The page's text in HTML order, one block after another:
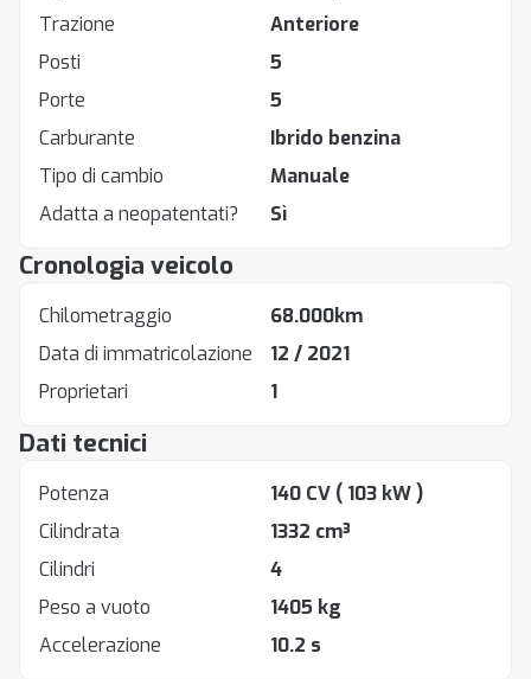
Trazione
Anteriore
Posti
5
Porte
5
Carburante
Ibrido benzina
Tipo di cambio
Manuale
Adatta a neopatentati?
Sì
Cronologia veicolo
Chilometraggio
68.000km
Data di immatricolazione
12 / 2021
Proprietari
1
Dati tecnici
Potenza 140 CV ( 103 kW )
Cilindrata
1332 cm³
Cilindri
4
Peso a vuoto
1405 kg
Accelerazione
10.2 s